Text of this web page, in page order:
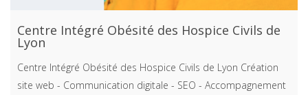
Centre Intégré Obésité des Hospice Civils de
Lyon
Centre Intégré Obésité des Hospice Civils de Lyon Création
site web - Communication digitale - SEO - Accompagnement